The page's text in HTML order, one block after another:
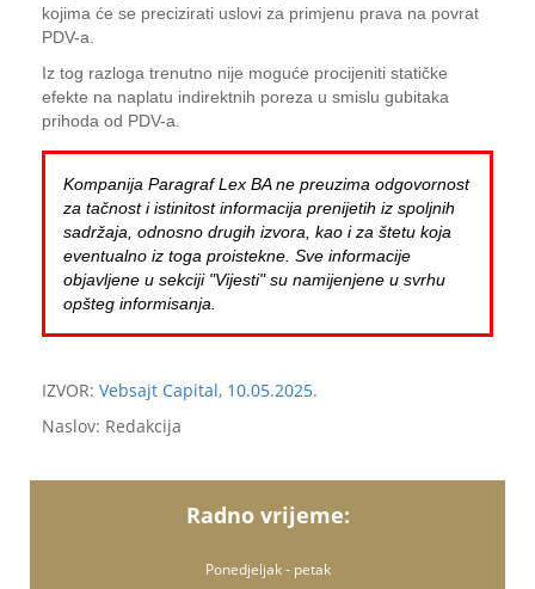
kojima će se precizirati uslovi za primjenu prava na povrat
PDV-a.
Iz tog razloga trenutno nije moguće procijeniti statičke
efekte na naplatu indirektnih poreza u smislu gubitaka
prihoda od PDV-a.
Kompanija Paragraf Lex BA ne preuzima odgovornost
za tačnost i istinitost informacija prenijetih iz spoljnih
sadržaja, odnosno drugih izvora, kao i za štetu koja
eventualno iz toga proistekne. Sve informacije
objavljene u sekciji "Vijesti" su namijenjene u svrhu
opšteg informisanja.
IZVOR: Vebsajt Capital, 10.05.2025.
Naslov: Redakcija
Radno vrijeme:
Ponedjeljak - petak